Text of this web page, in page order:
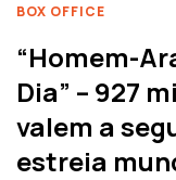
BOX OFFICE
“Homem-
Dia” – 927
valem a
estreia